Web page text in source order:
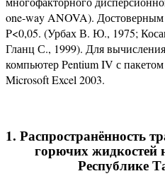
one-way ANOVA). Достоверным
P<0,05. (Урбах В. Ю., 1975;
Гланц С., 1999). Для
компьютер Pentium IV с
Microsoft Excel 2003.
1. Распространённость
горючих жидкостей
Республике